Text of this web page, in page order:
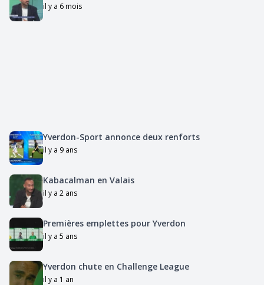
il y a 6 mois
Yverdon-Sport annonce deux renforts
il y a 9 ans
Kabacalman en Valais
il y a 2 ans
Premières emplettes pour Yverdon
il y a 5 ans
Yverdon chute en Challenge League
il y a 1 an